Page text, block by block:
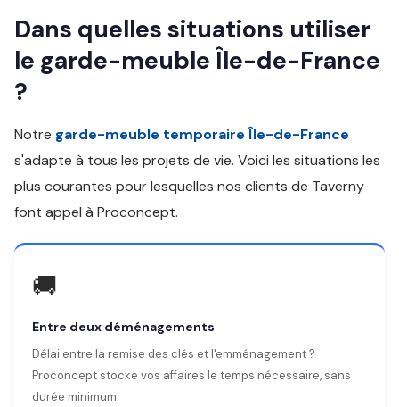
Dans quelles situations utiliser
le garde-meuble Île-de-France
?
Notre garde-meuble temporaire Île-de-France
s'adapte à tous les projets de vie. Voici les situations les
plus courantes pour lesquelles nos clients de Taverny
font appel à Proconcept.
🚚
Entre deux déménagements
Délai entre la remise des clés et l'emménagement ?
Proconcept stocke vos affaires le temps nécessaire, sans
durée minimum.